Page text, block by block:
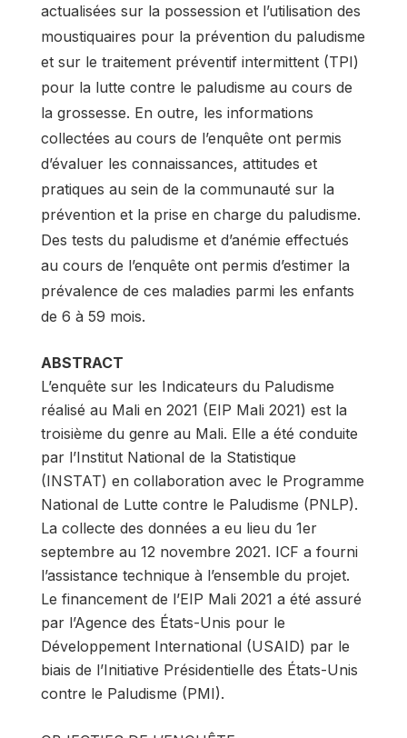
actualisées sur la possession et l’utilisation des
moustiquaires pour la prévention du paludisme
et sur le traitement préventif intermittent (TPI)
pour la lutte contre le paludisme au cours de
la grossesse. En outre, les informations
collectées au cours de l’enquête ont permis
d’évaluer les connaissances, attitudes et
pratiques au sein de la communauté sur la
prévention et la prise en charge du paludisme.
Des tests du paludisme et d’anémie effectués
au cours de l’enquête ont permis d’estimer la
prévalence de ces maladies parmi les enfants
de 6 à 59 mois.
ABSTRACT
L’enquête sur les Indicateurs du Paludisme
réalisé au Mali en 2021 (EIP Mali 2021) est la
troisième du genre au Mali. Elle a été conduite
par l’Institut National de la Statistique
(INSTAT) en collaboration avec le Programme
National de Lutte contre le Paludisme (PNLP).
La collecte des données a eu lieu du 1er
septembre au 12 novembre 2021. ICF a fourni
l’assistance technique à l’ensemble du projet.
Le financement de l’EIP Mali 2021 a été assuré
par l’Agence des États-Unis pour le
Développement International (USAID) par le
biais de l’Initiative Présidentielle des États-Unis
contre le Paludisme (PMI).